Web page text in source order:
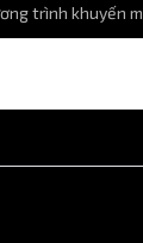
trình khuyến